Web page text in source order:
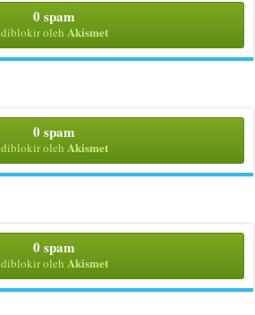
0 spam
diblokir oleh Akismet
0 spam
diblokir oleh Akismet
0 spam
diblokir oleh Akismet